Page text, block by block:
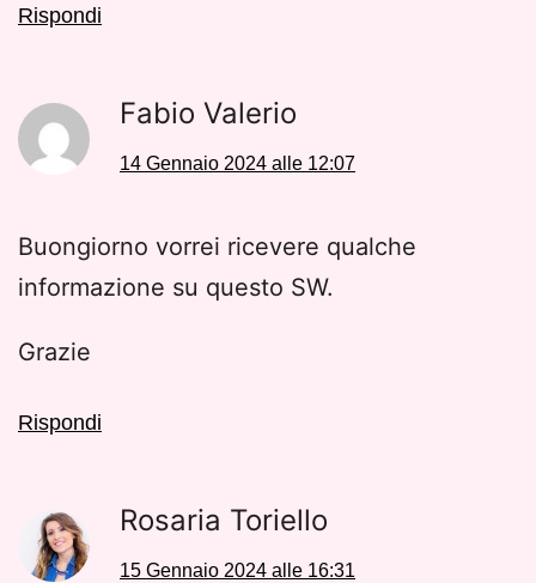
Rispondi
Fabio Valerio
14 Gennaio 2024 alle 12:07
Buongiorno vorrei ricevere qualche
informazione su questo SW.
Grazie
Rispondi
Rosaria Toriello
15 Gennaio 2024 alle 16:31